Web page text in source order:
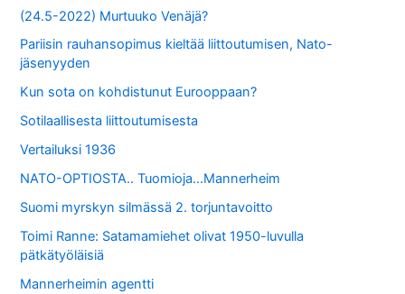
(24.5-2022) Murtuuko Venäjä?
Pariisin rauhansopimus kieltää liittoutumisen, Nato-
jäsenyyden
Kun sota on kohdistunut Eurooppaan?
Sotilaallisesta liittoutumisesta
Vertailuksi 1936
NATO-OPTIOSTA.. Tuomioja…Mannerheim
Suomi myrskyn silmässä 2. torjuntavoitto
Toimi Ranne: Satamamiehet olivat 1950-luvulla
pätkätyöläisiä
Mannerheimin agentti